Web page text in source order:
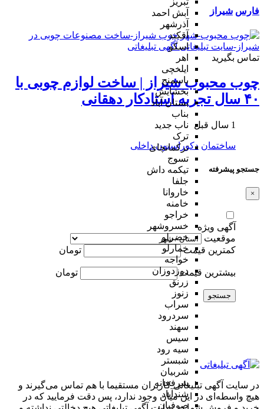
آبش احمد
آذرشهر
آقکند
اسکو
اهر
ایلخچی
باسمنج
بخشایش
بستان آباد
بناب
ناب جدید
ترک
ترکمانچای
تسوج
تیکمه داش
جلفا
خاروانا
خامنه
خراجو
خسروشهر
خضرلو
خمارلو
خواجه
دوزدوزان
زرنق
زنوز
سراب
سردرود
سهند
سیس
سیه رود
شبستر
شربیان
شرفخانه
شندآباد
صوفیان
فارس شیراز
تماس بگیرید
چوب محبوب شیراز | ساخت لوازم چوبی با
۴۰ سال تجربه استادکار دهقانی
1 سال قبل
ساختمان دکوراسیون داخلی
جستجو پیشرفته
×
آگهی ویژه
موقعیت
کمترین قیمت
تومان
بیشترین قیمت تومان
جستجو
در سایت آگهی تبلیغاتی کاربران مستقیما با هم تماس می‌گیرند و
هیچ واسطه‌ای در این میان وجود ندارد، پس دقت فرمایید که در